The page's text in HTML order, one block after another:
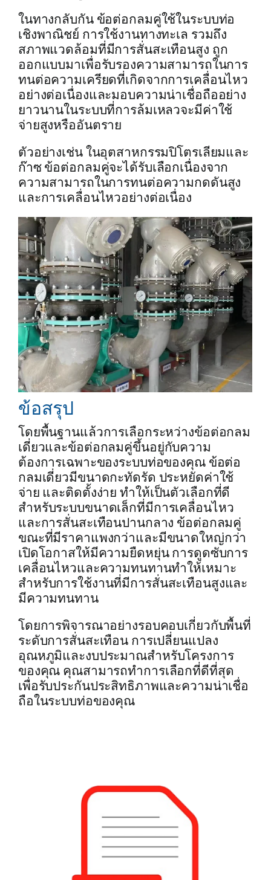
ในทางกลับกัน ข้อต่อกลมคู่ใช้ในระบบท่อ
เชิงพาณิชย์ การใช้งานทางทะเล รวมถึง
สภาพแวดล้อมที่มีการสั่นสะเทือนสูง ถูก
ออกแบบมาเพื่อรับรองความสามารถในการ
ทนต่อความเครียดที่เกิดจากการเคลื่อนไหว
อย่างต่อเนื่องและมอบความน่าเชื่อถืออย่าง
ยาวนานในระบบที่การล้มเหลวจะมีค่าใช้
จ่ายสูงหรืออันตราย
ตัวอย่างเช่น ในอุตสาหกรรมปิโตรเลียมและ
ก๊าซ ข้อต่อกลมคู่จะได้รับเลือกเนื่องจาก
ความสามารถในการทนต่อความกดดันสูง
และการเคลื่อนไหวอย่างต่อเนื่อง
ข้อสรุป
โดยพื้นฐานแล้วการเลือกระหว่างข้อต่อกลม
เดี่ยวและข้อต่อกลมคู่ขึ้นอยู่กับความ
ต้องการเฉพาะของระบบท่อของคุณ ข้อต่อ
กลมเดี่ยวมีขนาดกะทัดรัด ประหยัดค่าใช้
จ่าย และติดตั้งง่าย ทำให้เป็นตัวเลือกที่ดี
สำหรับระบบขนาดเล็กที่มีการเคลื่อนไหว
และการสั่นสะเทือนปานกลาง ข้อต่อกลมคู่
ขณะที่มีราคาแพงกว่าและมีขนาดใหญ่กว่า
เปิดโอกาสให้มีความยืดหยุ่น การดูดซับการ
เคลื่อนไหวและความทนทานทำให้เหมาะ
สำหรับการใช้งานที่มีการสั่นสะเทือนสูงและ
มีความทนทาน
โดยการพิจารณาอย่างรอบคอบเกี่ยวกับพื้นที่
ระดับการสั่นสะเทือน การเปลี่ยนแปลง
อุณหภูมิและงบประมาณสำหรับโครงการ
ของคุณ คุณสามารถทำการเลือกที่ดีที่สุด
เพื่อรับประกันประสิทธิภาพและความน่าเชื่อ
ถือในระบบท่อของคุณ